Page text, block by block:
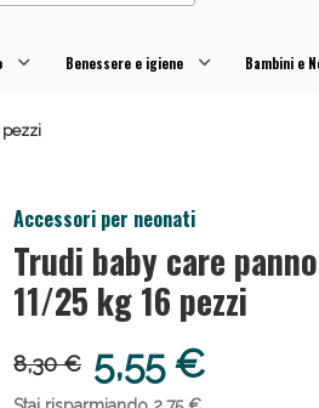
Benessere e igiene Bambini e
Accessori per neonati
Trudi baby care
11/25 kg 16 pezzi
8,30 € 5,55 €
e Fanghi: Sconto